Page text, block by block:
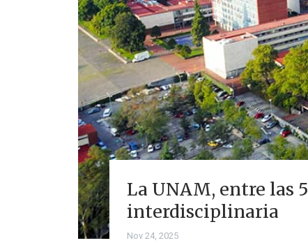
La UNAM, entre las
interdisciplinaria
Nov 24, 2025